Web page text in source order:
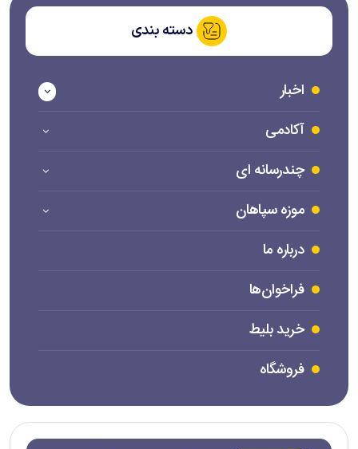
دسته بندی
اخبار
آکادمی
چندرسانه ای
موزه سپاهان
درباره ما
فراخوان‌ها
خرید بلیط
فروشگاه